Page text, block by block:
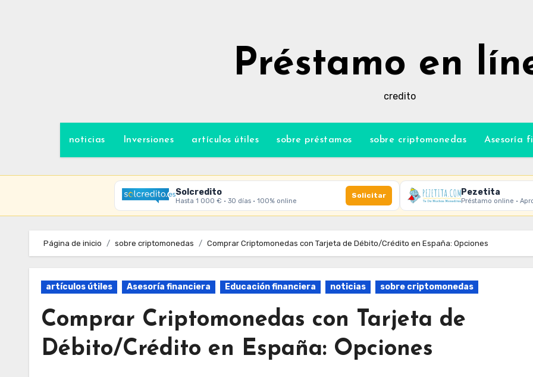
Préstamo en
credito
noticias Inversiones artículos útiles sobre préstamos sobre criptomonedas Asesoría
Solcredito
Hasta 1 000 € · 30 días · 100% online
Solicitar Pezetita
Préstamo online ·
Página de inicio sobre criptomonedas Comprar Criptomonedas con Tarjeta de Débito/Crédito en España: Opciones
artículos útiles Asesoría financiera Educación financiera noticias sobre criptomonedas
Comprar Criptomonedas con Tarjeta de
Débito/Crédito en España: Opciones